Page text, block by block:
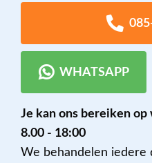
WHATSAPP
Je kan ons bereiken op
8.00 - 18:00
We behandelen iedere